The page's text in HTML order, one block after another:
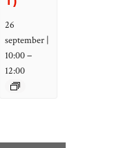
26
september |
10:00–
12:00